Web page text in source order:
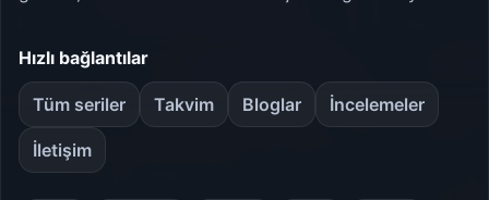
Hızlı bağlantılar
Tüm seriler Takvim Bloglar İncelemeler
İletişim